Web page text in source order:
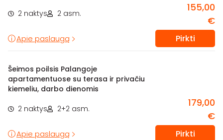
2 naktys 2 asm.
155,00
€
Apie paslaugą Pirkti
Šeimos poilsis Palangoje
apartamentuose su terasa ir privačiu
kiemeliu, darbo dienomis
2 naktys 2+2 asm.
179,00
€
Apie paslaugą Pirkti